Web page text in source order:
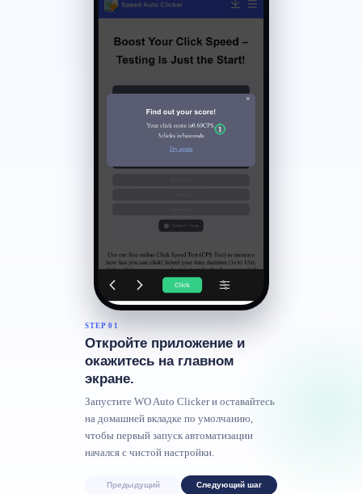
STEP 01
Откройте приложение и
окажитесь на главном
экране.
Запустите WO Auto Clicker и оставайтесь
на домашней вкладке по умолчанию,
чтобы первый запуск автоматизации
начался с чистой настройки.
Предыдущий Следующий шаг